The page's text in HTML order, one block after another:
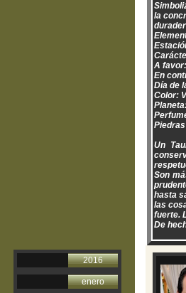
2016
enero
la
A
En
Día de
Color:
Un
Son
hasta
las
fuerte.
De